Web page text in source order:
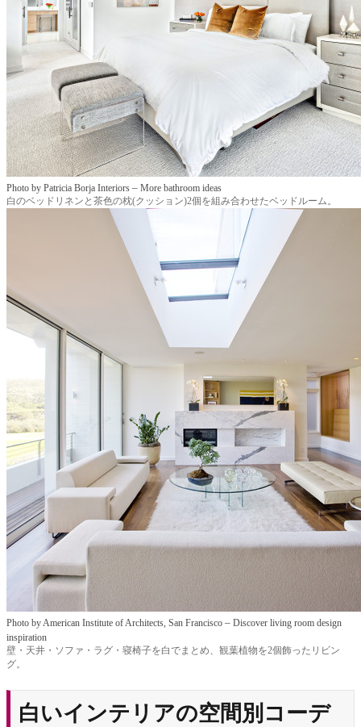
Photo by Patricia Borja Interiors – More bathroom ideas
白のベッドリネンと茶色の枕(クッション)2個を組み合わせたベッドルーム。
Photo by American Institute of Architects, San Francisco – Discover living room design
inspiration
壁・天井・ソファ・ラグ・寝椅子を白でまとめ、観葉植物を2個飾ったリビン
グ。
白いインテリアの空間別コーデ